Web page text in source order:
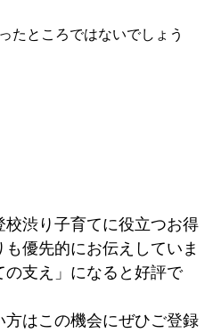
たところではないでしょう
校渋り子育てに役立つお得
優先的にお伝えしていま
支え」になると好評で
方はこの機会にぜひご登録